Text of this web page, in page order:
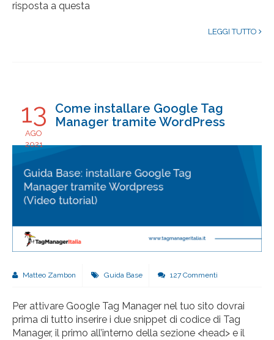
risposta a questa
LEGGI TUTTO
13
AGO
2021
Come installare Google Tag
Manager tramite WordPress
Matteo Zambon Guida Base 127 Commenti
Per attivare Google Tag Manager nel tuo sito dovrai
prima di tutto inserire i due snippet di codice di Tag
Manager, il primo all’interno della sezione <head> e il